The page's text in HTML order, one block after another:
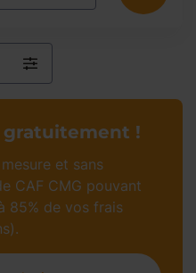
gratuitement !
et sans
CAF CMG pouvant
85% de vos frais